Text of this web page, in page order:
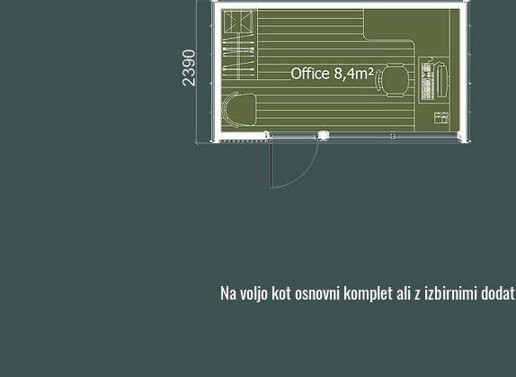
Na voljo kot osnovni komplet ali z izbirnimi